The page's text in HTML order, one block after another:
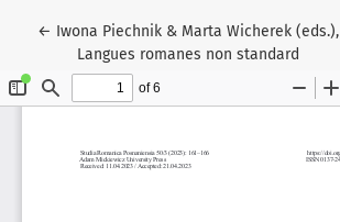
← Wróć do szczegółów artykułu
Iwona Piechnik & Marta Wicherek (eds.),
Langues romanes non standard